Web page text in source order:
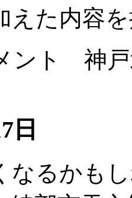
えた内容
ント 神
日
なるかも